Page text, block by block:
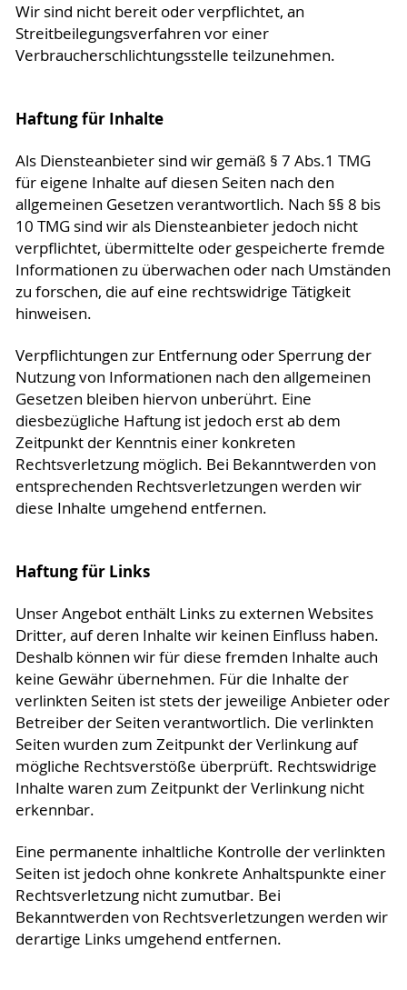
Wir sind nicht bereit oder verpflichtet, an
Streitbeilegungsverfahren vor einer
Verbraucherschlichtungsstelle teilzunehmen.
Haftung für Inhalte
Als Diensteanbieter sind wir gemäß § 7 Abs.1 TMG
für eigene Inhalte auf diesen Seiten nach den
allgemeinen Gesetzen verantwortlich. Nach §§ 8 bis
10 TMG sind wir als Diensteanbieter jedoch nicht
verpflichtet, übermittelte oder gespeicherte fremde
Informationen zu überwachen oder nach Umständen
zu forschen, die auf eine rechtswidrige Tätigkeit
hinweisen.
Verpflichtungen zur Entfernung oder Sperrung der
Nutzung von Informationen nach den allgemeinen
Gesetzen bleiben hiervon unberührt. Eine
diesbezügliche Haftung ist jedoch erst ab dem
Zeitpunkt der Kenntnis einer konkreten
Rechtsverletzung möglich. Bei Bekanntwerden von
entsprechenden Rechtsverletzungen werden wir
diese Inhalte umgehend entfernen.
Haftung für Links
Unser Angebot enthält Links zu externen Websites
Dritter, auf deren Inhalte wir keinen Einfluss haben.
Deshalb können wir für diese fremden Inhalte auch
keine Gewähr übernehmen. Für die Inhalte der
verlinkten Seiten ist stets der jeweilige Anbieter oder
Betreiber der Seiten verantwortlich. Die verlinkten
Seiten wurden zum Zeitpunkt der Verlinkung auf
mögliche Rechtsverstöße überprüft. Rechtswidrige
Inhalte waren zum Zeitpunkt der Verlinkung nicht
erkennbar.
Eine permanente inhaltliche Kontrolle der verlinkten
Seiten ist jedoch ohne konkrete Anhaltspunkte einer
Rechtsverletzung nicht zumutbar. Bei
Bekanntwerden von Rechtsverletzungen werden wir
derartige Links umgehend entfernen.